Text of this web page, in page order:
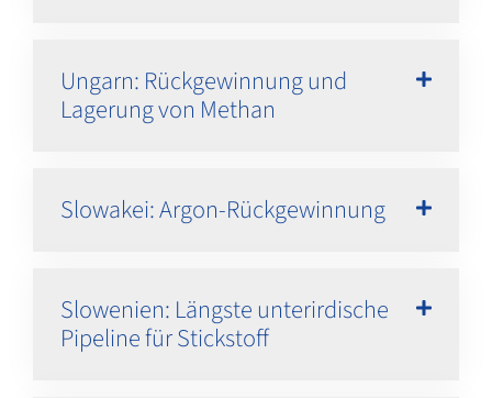
Ungarn: Rückgewinnung und
Lagerung von Methan
Slowakei: Argon-Rückgewinnung
Slowenien: Längste unterirdische
Pipeline für Stickstoff